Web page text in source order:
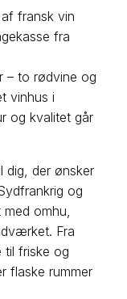
fransk vin
fra
– to rødvine og
vinhus i
og kvalitet går
dig, der ønsker
og
omhu,
Fra
til friske og
flaske rummer